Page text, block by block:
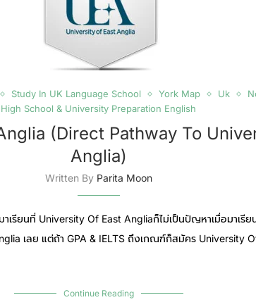
Study In UK Language School York Map Uk
High School & University Preparation English
(Direct Pathway To
Anglia)
Written By Parita Moon
เรียนที่ University Of East Angliaก็ไม่เป็นปัญหาเมื่อมาเรีย
เลย แต่ถ้า GPA & IELTS ถึงเกณฑ์ก็สมัคร University
Continue Reading